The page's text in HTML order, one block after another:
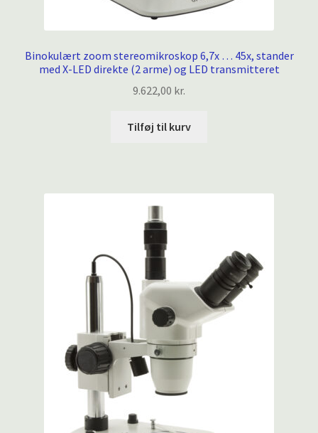
Binokulært zoom stereomikroskop 6,7x … 45x, stander
med X-LED direkte (2 arme) og LED transmitteret
9.622,00 kr.
Tilføj til kurv